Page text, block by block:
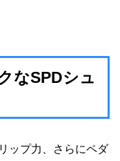
なSPDシュ
ップ力、さらにペダ